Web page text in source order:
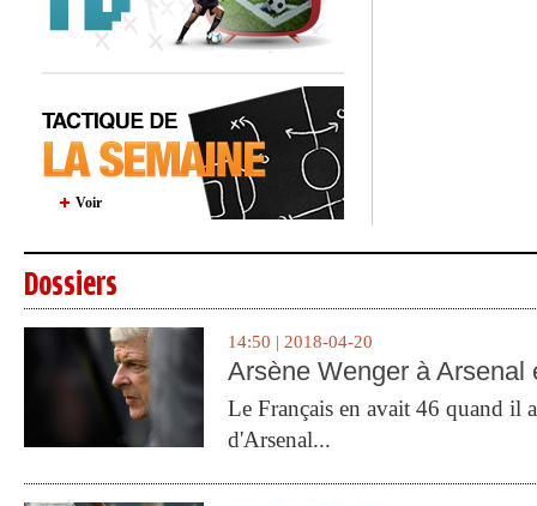
Voir
Dossiers
14:50 | 2018-04-20
Arsène Wenger à Arsenal
Le Français en avait 46 quand il
d'Arsenal...